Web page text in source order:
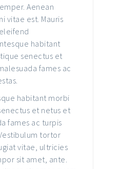
Aenean
vitae est. Mauris
habitant
senectus et
fames ac
habitant morbi
et netus et
fames ac turpis
tortor
vitae, ultricies
sit amet, ante.